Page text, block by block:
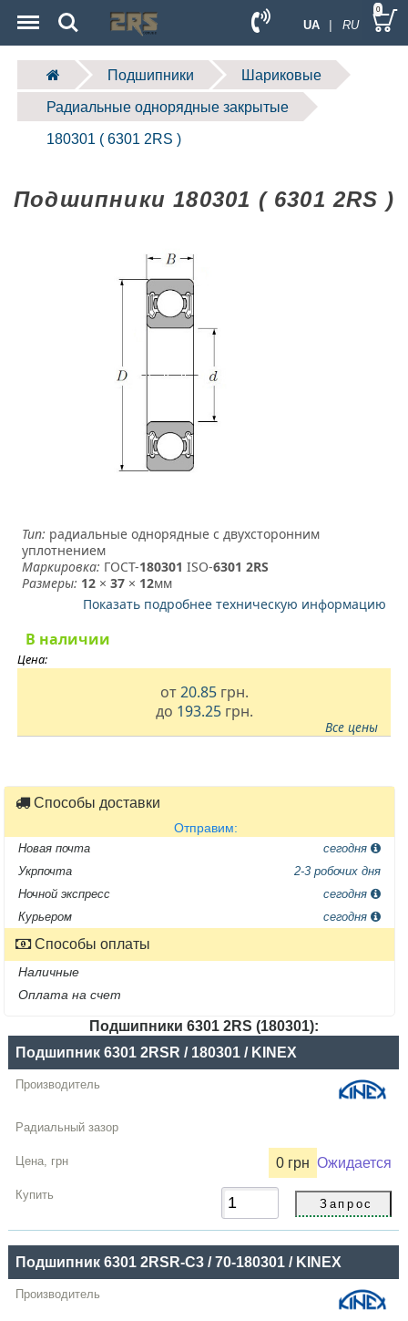
UA | RU
Search 0
Подшипники Шариковые
Радиальные однорядные закрытые
180301 ( 6301 2RS )
Подшипники 180301 ( 6301 2RS )
Тип: радиальные однорядные с двухсторонним
уплотнением
Маркировка: ГОСТ-180301 ­ ISO-6301 2RS
Размеры: 12 ×37 × 12мм
Показать подробнее техническую информацию
В наличии
Цена:
от20.85грн.
до 193.25 грн.
Все цены
Способы доставки
Отправим:
Новая почта
сегодня
Укрпочта
2-3 робочих дня
Ночной экспресс
сегодня
Курьером
сегодня
Способы оплаты
Наличные
Оплата на счет
Подшипники 6301 2RS (180301):
Название
Производитель
Радиальный
зазор
Цена,
грн
Подшипник 6301 2RSR / 180301 / KINEX
0 грн Ожидается
Подшипник 6301 2RSR-C3 / 70-180301 / KINEX